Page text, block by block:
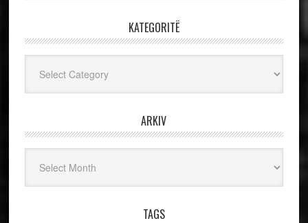
KATEGORITË
ARKIV
TAGS